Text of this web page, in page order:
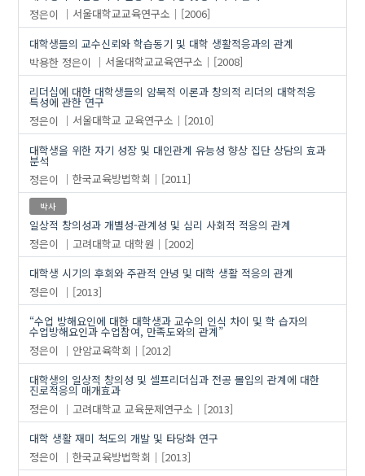
정은이
서울대학교교육연구소
[2006]
대학생들의 교수신뢰와 학습동기 및 대학 생활적응과의 관계
박용한 정은이 서울대학교교육연구소
[2008]
리더십에 대한 대학생들의 암묵적 이론과 창의적 리더의 대학적응
특성에 관한 연구
정은이
서울대학교 교육연구소
[2010]
대학생을 위한 자기 성장 및 대인관계 유능성 향상 집단 상담의 효과
분석
정은이
한국교육방법학회 [2011]
박사
일상적 창의성과 개별성-관계성 및 심리 사회적 적응의 관계
정은이
고려대학교 대학원
[2002]
대학생 시기의 후회와 주관적 안녕 및 대학 생활 적응의 관계
정은이
[2013]
“수업 방해요인에 대한 대학생과 교수의 인식 차이 및 학 습자의
수업방해요인과 수업참여, 만족도와의 관계”
정은이
안암교육학회
[2012]
대학생의 일상적 창의성 및 셀프리더십과 전공 몰입의 관계에 대한
진로적응의 매개효과
정은이
고려대학교 교육문제연구소
[2013]
대학 생활 재미 척도의 개발 및 타당화 연구
정은이
한국교육방법학회
[2013]